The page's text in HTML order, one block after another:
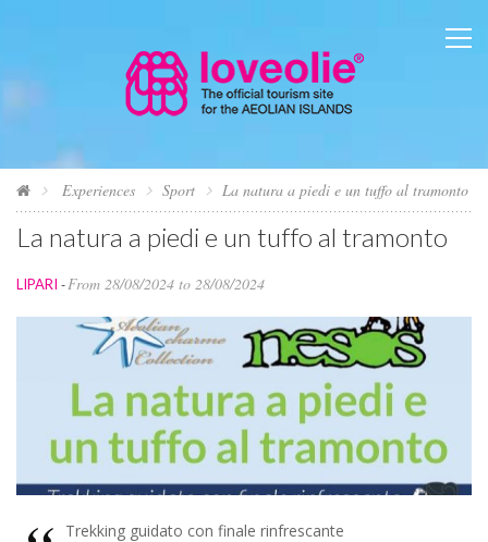
Experiences Sport La natura a piedi e un tuffo al tramonto
La natura a piedi e un tuffo al tramonto
LIPARI -From 28/08/2024 to 28/08/2024
Trekking guidato con finale rinfrescante